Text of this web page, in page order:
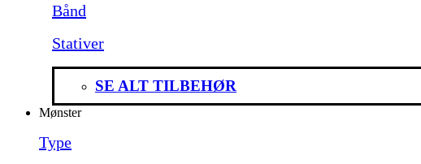
Bånd
Stativer
SE ALT TILBEHØR
Mønster
Type